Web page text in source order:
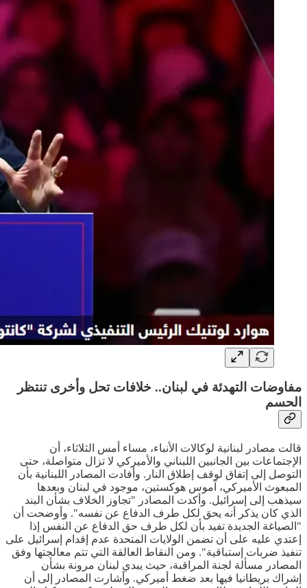
مفاوضات التهدئة في لبنان.. خلافات تحل وأخرى تنتظر
الحسم
قالت مصادر لبنانية لوكالات الأنباء، مساء أمس الثلاثاء، أن
الإجتماعات بين الجانبين اللبناني والأميركي لا تزال متواصلة، حتى
التوصل إلى إتفاق لوقف إطلاق النار. وأفادت المصادر اللبنانية بأن
المبعوث الأميركي، آموس هوكستين، موجود في لبنان وبعدها
سيذهب إلى إسرائيل. وأكدت المصادر "تجاوز الخلاف بشأن البند
الذي كان يذكر أنه يحق لكل طرف الدفاع عن نفسه". وأوضحت أن
"الصياغة الجديدة تفيد بأن لكل طرف حق الدفاع عن النفس إذا
إعتدي عليه على أن تضمن الولايات المتحدة عدم إقدام إسرائيل على
تنفيذ ضربات إستباقية". ومن ⁠النقاط العالقة التي تتم معالجتها وفق
المصادر مسألة لجنة المراقبة، حيث يبدي لبنان مرونة بشأن
إشراك بريطانيا فيها بعد ضغط أميركي. وأشارت المصادر إلى أن